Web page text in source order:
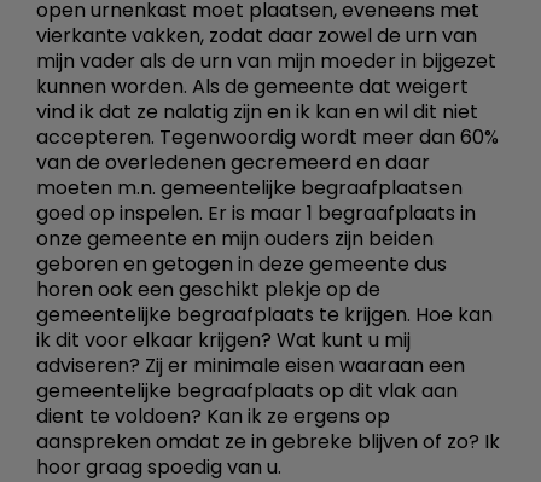
open urnenkast moet plaatsen, eveneens met
vierkante vakken, zodat daar zowel de urn van
mijn vader als de urn van mijn moeder in bijgezet
kunnen worden. Als de gemeente dat weigert
vind ik dat ze nalatig zijn en ik kan en wil dit niet
accepteren. Tegenwoordig wordt meer dan 60%
van de overledenen gecremeerd en daar
moeten m.n. gemeentelijke begraafplaatsen
goed op inspelen. Er is maar 1 begraafplaats in
onze gemeente en mijn ouders zijn beiden
geboren en getogen in deze gemeente dus
horen ook een geschikt plekje op de
gemeentelijke begraafplaats te krijgen. Hoe kan
ik dit voor elkaar krijgen? Wat kunt u mij
adviseren? Zij er minimale eisen waaraan een
gemeentelijke begraafplaats op dit vlak aan
dient te voldoen? Kan ik ze ergens op
aanspreken omdat ze in gebreke blijven of zo? Ik
hoor graag spoedig van u.